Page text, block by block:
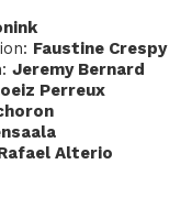
Faustine Crespy
Jeremy Bernard
Perreux
Alterio